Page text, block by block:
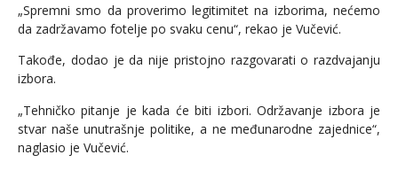
„Spremni smo da proverimo legitimitet na izborima, nećemo
da zadržavamo fotelje po svaku cenu“, rekao je Vučević.
Takođe, dodao je da nije pristojno razgovarati o razdvajanju
izbora.
„Tehničko pitanje je kada će biti izbori. Održavanje izbora je
stvar naše unutrašnje politike, a ne međunarodne zajednice“,
naglasio je Vučević.